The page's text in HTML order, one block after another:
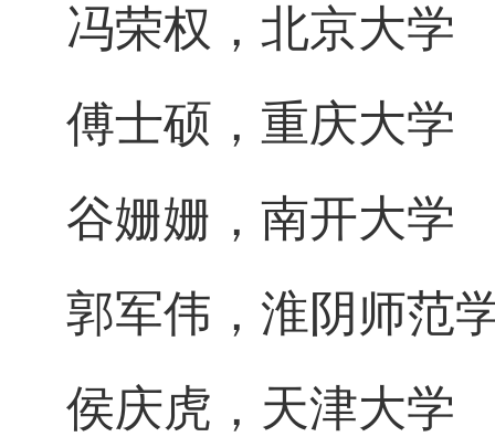
冯荣权，北京大学
傅士硕，重庆大学
谷姗姗，南开大学
郭军伟，淮阴师范
侯庆虎，天津大学